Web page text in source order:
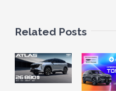
Related Posts